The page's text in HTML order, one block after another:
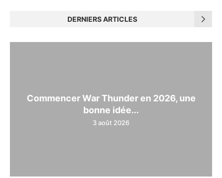
DERNIERS ARTICLES
Commencer War Thunder en 2026, une
bonne idée...
3 août 2026